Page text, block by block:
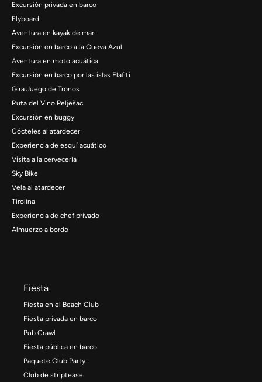
Excursión privada en barco
Flyboard
Aventura en kayak de mar
Excursión en barco a la Cueva Azul
Aventura en moto acuática
Excursión en barco por las islas Elafiti
Gira Juego de Tronos
Ruta del Vino Pelješac
Excursión en buggy
Cócteles al atardecer
Experiencia de esquí acuático
Visita a la cervecería
Sky Bike
Vela al atardecer
Tirolina
Experiencia de chef privado
Almuerzo a bordo
Fiesta
Fiesta en el Beach Club
Fiesta privada en barco
Pub Crawl
Fiesta pública en barco
Paquete Club Party
Club de striptease